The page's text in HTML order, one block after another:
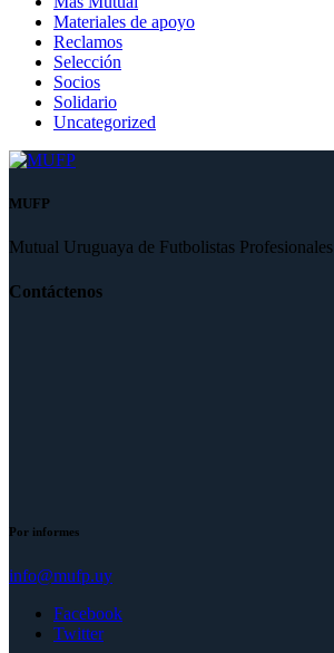
Materiales de apoyo
Reclamos
Selección
Socios
Solidario
Uncategorized
MUFP
Mutual Uruguaya de Futbolistas Profesionales
Contáctenos
Por informes
info@mufp.uy
Facebook
Twitter